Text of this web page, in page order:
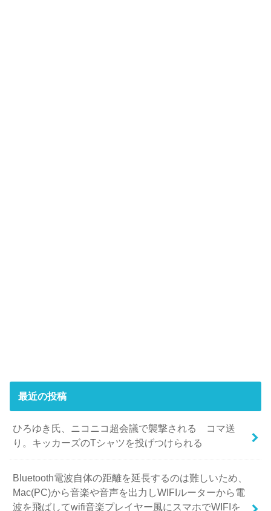
最近の投稿
ひろゆき氏、ニコニコ超会議で襲撃される コマ送
り。キッカーズのTシャツを投げつけられる
Bluetooth電波自体の距離を延長するのは難しいため、
Mac(PC)から音楽や音声を出力しWIFIルーターから電
波を飛ばしてwifi音楽プレイヤー風にスマホでWIFIを